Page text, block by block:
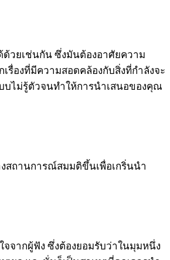
ด้วยเช่นกัน ซึ่งมันต้องอาศัยความ
รื่องที่มีความสอดคล้องกับสิ่งที่กำลังจะ
บไม่รู้ตัวจนทำให้การนำเสนอของคุณ
สถานการณ์สมมติขึ้นเพื่อเกริ่นนำ
จากผู้ฟัง ซึ่งต้องยอมรับว่าในมุมหนึ่ง